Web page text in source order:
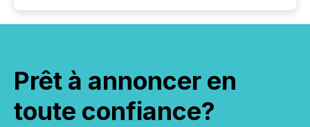
Prêt à annoncer en
toute confiance?